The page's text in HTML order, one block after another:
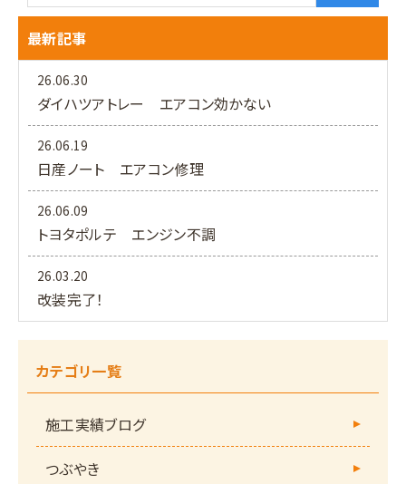
最新記事
26.06.30
ダイハツアトレー エアコン効かない
26.06.19
日産ノート エアコン修理
26.06.09
トヨタポルテ エンジン不調
26.03.20
改装完了！
カテゴリ一覧
施工実績ブログ
つぶやき